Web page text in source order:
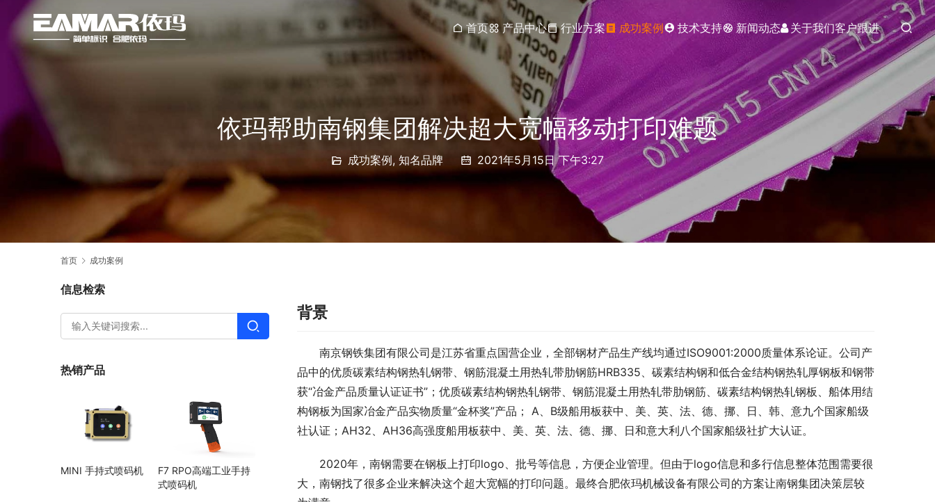
首页 产品中心 行业方案 成功案例 技术支持 新闻动态 关于我们客户跟进
依玛帮助南钢集团解决超大宽幅移动打印难题
成功案例, 知名品牌 2021年5月15日 下午3:27
首页 成功案例
背景
南京钢铁集团有限公司是江苏省重点国营企业，全部钢材产品生产线均通过ISO9001:2000质量体系论证。公司产
品中的优质碳素结构钢热轧钢带、钢筋混凝土用热轧带肋钢筋HRB335、碳素结构钢和低合金结构钢热轧厚钢板和钢带
获“冶金产品质量认证证书”；优质碳素结构钢热轧钢带、钢筋混凝土用热轧带肋钢筋、碳素结构钢热轧钢板、船体用结
构钢板为国家冶金产品实物质量“金杯奖”产品； A、B级船用板获中、美、英、法、德、挪、日、韩、意九个国家船级
社认证；AH32、AH36高强度船用板获中、美、英、法、德、挪、日和意大利八个国家船级社扩大认证。
2020年，南钢需要在钢板上打印logo、批号等信息，方便企业管理。但由于logo信息和多行信息整体范围需要很
大，南钢找了很多企业来解决这个超大宽幅的打印问题。最终合肥依玛机械设备有限公司的方案让南钢集团决策层较
信息检索
热销产品
MINI 手持式喷码机
F7 RPO高端工业手持
式喷码机